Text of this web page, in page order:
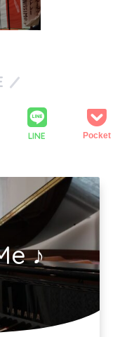
LINE Pocket
♪